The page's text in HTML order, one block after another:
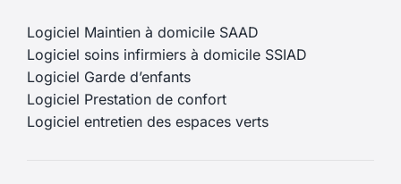
Logiciel Maintien à domicile SAAD
Logiciel soins infirmiers à domicile SSIAD
Logiciel Garde d’enfants
Logiciel Prestation de confort
Logiciel entretien des espaces verts